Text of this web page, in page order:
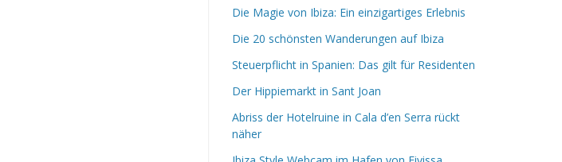
Die Magie von Ibiza: Ein einzigartiges Erlebnis
Die 20 schönsten Wanderungen auf Ibiza
Steuerpflicht in Spanien: Das gilt für Residenten
Der Hippiemarkt in Sant Joan
Abriss der Hotelruine in Cala d’en Serra rückt
näher